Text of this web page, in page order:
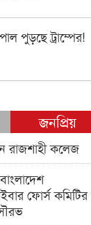
পুড়ছে ট্রাম্পের!
জনপ্রিয়
কলেজ
ফোর্স কমিটির